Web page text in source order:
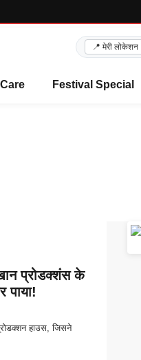
Festival Special
प्रोडक्शंस के
पाया!
हाउस, जिसने